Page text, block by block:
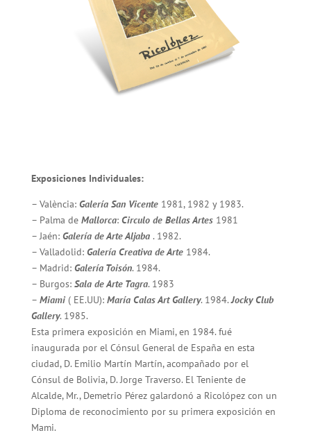
Exposiciones Individuales:
– València: Galería San Vicente1981, 1982 y 1983.
– Palma de Mallorca: Circulo de Bellas Artes1981
– Jaén: Galería de Arte Aljaba. 1982.
– Valladolid: Galería Creativa de Arte1984.
– Madrid: Galería Toisón. 1984.
– Burgos: Sala de Arte Tagra. 1983
– Miami( EE.UU): María Calas Art Gallery. 1984.Jocky Club
Gallery. 1985.
Esta primera exposición en Miami, en 1984. fué
inaugurada por el Cónsul General de España en esta
ciudad, D. Emilio Martín Martín, acompañado por el
Cónsul de Bolivia, D. Jorge Traverso. El Teniente de
Alcalde, Mr., Demetrio Pérez galardonó a Ricolópez con un
Diploma de reconocimiento por su primera exposición en
Mami.